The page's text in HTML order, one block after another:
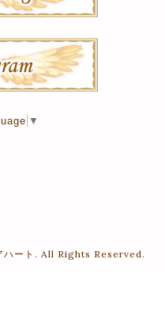
▼
ート . All Rights Reserved.